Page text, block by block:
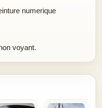
numerique
voyant.